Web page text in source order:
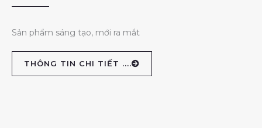
Sản phẩm sáng tạo, mới ra mắt
THÔNG TIN CHI TIẾT ....